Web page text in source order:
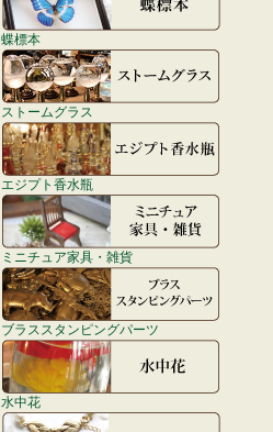
蝶標本
ストームグラス
エジプト香水瓶
ミニチュア家具・雑貨
ブラススタンピングパーツ
水中花